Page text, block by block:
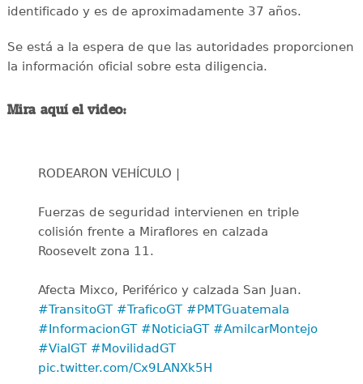
identificado y es de aproximadamente 37 años.
Se está a la espera de que las autoridades proporcionen
la información oficial sobre esta diligencia.
Mira aquí el video:
RODEARON VEHÍCULO |
Fuerzas de seguridad intervienen en triple
colisión frente a Miraflores en calzada
Roosevelt zona 11.
Afecta Mixco, Periférico y calzada San Juan.
#TransitoGT #TraficoGT #PMTGuatemala
#InformacionGT #NoticiaGT #AmilcarMontejo
#VialGT #MovilidadGT
pic.twitter.com/Cx9LANXk5H